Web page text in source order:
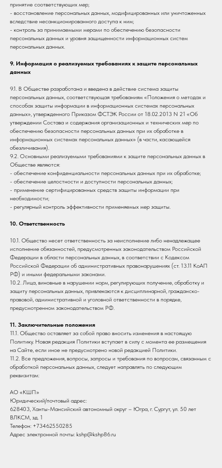
принятие соответствующих мер;
- восстановление персональных данных, модифицированных или уничтоженных
вследствие несанкционированного доступа к ним;
- контроль за принимаемыми мерами по обеспечению безопасности
персональных данных и уровня защищенности информационных систем
персональных данных.
9. Информация о реализуемых требованиях к защите персональных
данных
9.1. В Обществе разработана и введена в действие система защиты
персональных данных, соответствующая требованиям «Положения о методах и
способах защиты информации в информационных системах персональных
данных», утвержденного Приказом ФСТЭК России от 18.02.2013 N 21 «Об
утверждении Состава и содержания организационных и технических мер по
обеспечению безопасности персональных данных при их обработке в
информационных системах персональных данных» (в части, касающейся
обезличивания).
9.2. Основными реализуемыми требованиями к защите персональных данных в
Обществе являются:
- обеспечение конфиденциальности персональных данных при их обработке;
- обеспечение целостности и доступности персональных данных;
- применение сертифицированных средств защиты информации при
необходимости;
- регулярный контроль эффективности применяемых мер защиты.
10. Ответственность
10.1. Общество несет ответственность за неисполнение либо ненадлежащее
исполнение обязанностей, предусмотренных законодательством Российской
Федерации в области персональных данных, в соответствии с Кодексом
Российской Федерации об административных правонарушениях (ст. 13.11 КоАП
РФ) и иными федеральными законами.
10.2. Лица, виновные в нарушении норм, регулирующих получение, обработку и
защиту персональных данных, привлекаются к дисциплинарной, гражданско-
правовой, административной и уголовной ответственности в порядке,
предусмотренном законодательством РФ.
11. Заключительные положения
11.1. Общество оставляет за собой право вносить изменения в настоящую
Политику. Новая редакция Политики вступает в силу с момента ее размещения
на Сайте, если иное не предусмотрено новой редакцией Политики.
11.2. Все предложения, вопросы, запросы и требования по вопросам, связанным с
обработкой персональных данных, следует направлять по следующим
реквизитам:
АО «КШП»
Юридический/почтовый адрес:
628403, Ханты-Мансийский автономный округ – Югра, г. Сургут, ул. 50 лет
ВЛКСМ, зд. 1
Телефон: +73462550285
Адрес электронной почты: kshp@kshp86.ru